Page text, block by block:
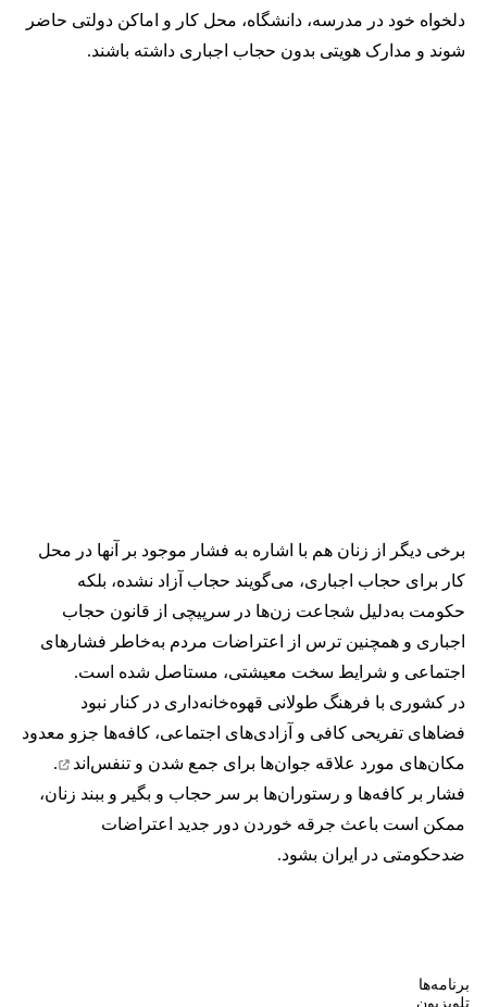
دلخواه خود در مدرسه، دانشگاه، محل کار و اماکن دولتی حاضر
شوند و مدارک هویتی بدون حجاب اجباری داشته باشند.
برخی دیگر از زنان هم با اشاره به فشار موجود بر آنها در محل
کار برای حجاب اجباری، می‌گویند حجاب آزاد نشده، بلکه
حکومت به‌دلیل شجاعت زن‌ها در سرپیچی از قانون حجاب
اجباری و همچنین ترس از اعتراضات مردم به‌خاطر فشارهای
اجتماعی و شرایط سخت معیشتی، مستاصل شده است.
در کشوری با فرهنگ طولانی قهوه‌‌خانه‌داری در کنار نبود
فضاهای تفریحی کافی و آزادی‌های اجتماعی، کافه‌ها جزو معدود
مکان‌های مورد علاقه جوان‌ها برای جمع شدن و تنفس‌اند
.
فشار بر کافه‌ها و رستوران‌ها بر سر حجاب و بگیر و ببند زنان،
ممکن است باعث جرقه خوردن دور جدید اعتراضات
ضدحکومتی در ایران بشود.
برنامه‌ها
تلویزیون